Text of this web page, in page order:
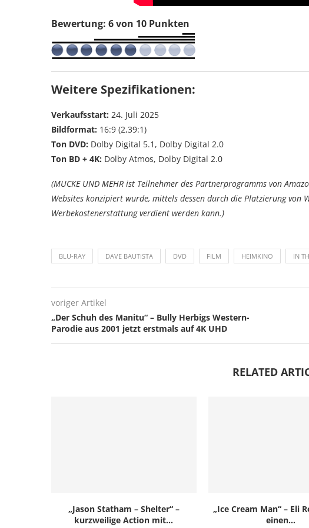
Bewertung: 6 von 10 Punkten
Weitere Spezifikationen:
Verkaufsstart: 24. Juli 2025
Bildformat: 16:9 (2,39:1)
Ton DVD: Dolby Digital 5.1, Dolby Digital 2.0
Ton BD + 4K: Dolby Atmos, Dolby Digital 2.0
(MUCKE UND MEHR ist Teilnehmer des Partnerprogramms von
Websites konzipiert wurde, mittels dessen durch die Platzierung von
Werbekostenerstattung verdient werden kann.)
BLU-RAY DAVE BAUTISTA DVD FILM HEIMKINO IN
voriger Artikel
„Der Schuh des Manitu“ – Bully Herbigs Western-
Parodie aus 2001 jetzt erstmals auf 4K UHD
RELATED
„Jason Statham – Shelter“ –
kurzweilige Action mit...
„Ice Cream Man“ – Eli
einen...